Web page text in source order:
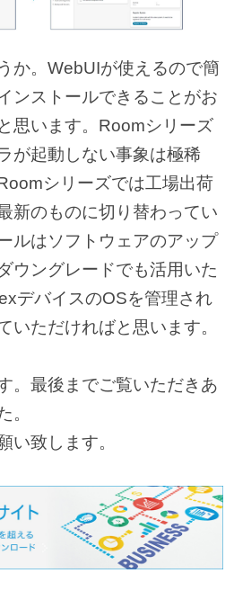
か。WebUIが使えるので簡
ンストールできることがお
思います。Roomシリーズ
が起動しない事象は極稀
シリーズでは工場出荷
新のものに切り替わってい
ルはソフトウェアのアップ
ウングレードでも活用いた
デバイスのOSを管理され
いただければと思います。
。最後までご覧いただきあ
。
い致します。